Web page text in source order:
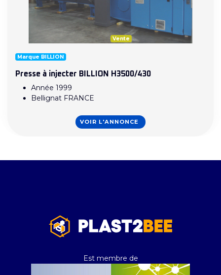
Vente
Marque BILLION
Presse à injecter BILLION H3500/430
Année 1999
Bellignat FRANCE
VOIR L'ANNONCE
Est membre de